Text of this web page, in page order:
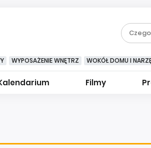
WYPOSAŻENIE WNĘTRZ WOKÓŁ DOMU I
Filmy